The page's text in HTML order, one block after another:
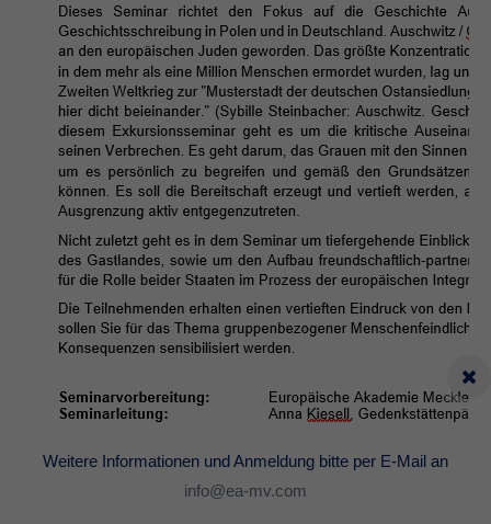
Weitere Informationen und Anmeldung bitte per E-Mail an
info@ea-mv.com